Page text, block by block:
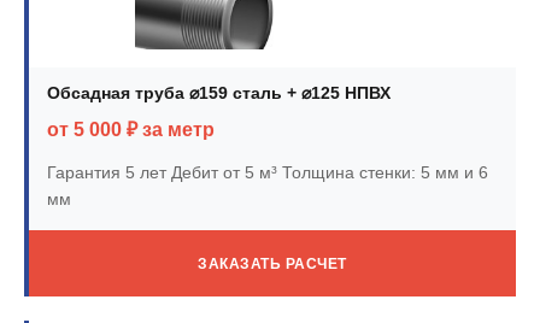
Обсадная труба ⌀159 сталь + ⌀125 НПВХ
от 5 000 ₽ за метр
Гарантия 5 летДебит от 5 м³ Толщина стенки: 5 мм и 6
мм
ЗАКАЗАТЬ РАСЧЕТ